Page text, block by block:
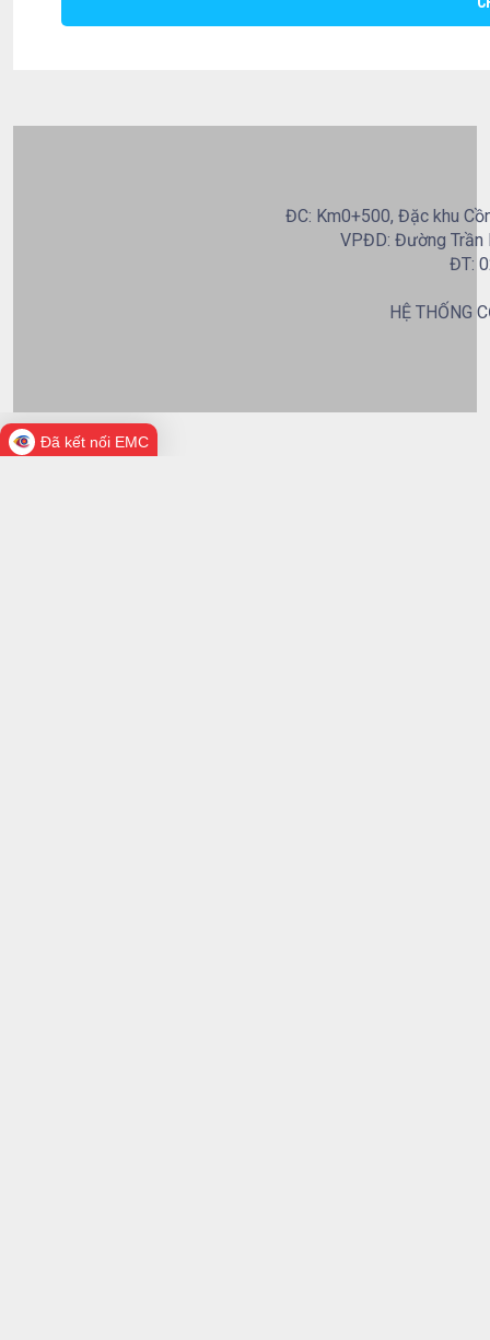
ĐC: Km0+500, Đặc khu
VPĐD: Đường Trần
ĐT:
HỆ THỐNG
Đã kết nối EMC